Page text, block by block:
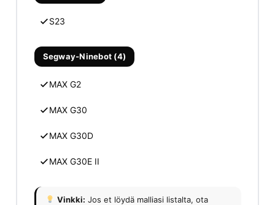
S23
Segway-Ninebot (4)
MAX G2
MAX G30
MAX G30D
MAX G30E II
Vinkki: Jos et löydä malliasi listalta, ota